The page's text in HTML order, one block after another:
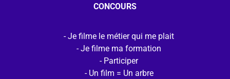
CONCOURS
Je filme le métier qui me plait
Je filme ma formation
Participer
Un film = Un arbre